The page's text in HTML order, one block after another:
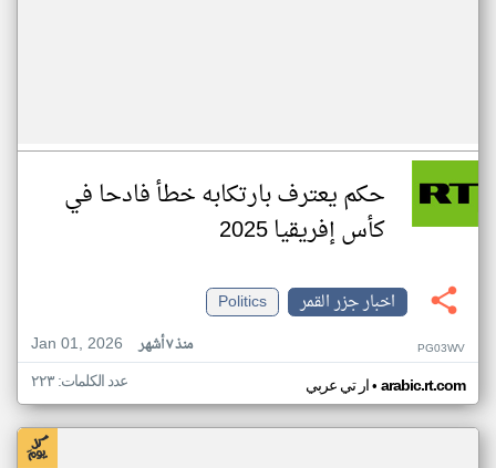
حكم يعترف بارتكابه خطأ فادحا في
كأس إفريقيا 2025
اخبار جزر القمر
Politics
Jan 01, 2026
منذ ٧ أشهر PG03WV
ار تي عربي• arabic.rt.com عدد الكلمات: ٢٢٣